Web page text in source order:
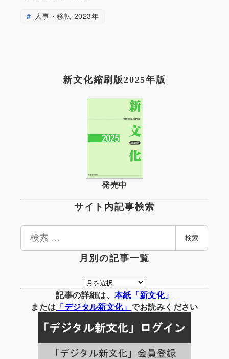
人事・移転-2023年
新文化縮刷版2025年版
発売中
サイト内記事検索
検
検索
月別の記事一覧
月
別
の
事
一
覧
記事の詳細は、 本紙「新文化」
または 「デジタル新文化」 でお読みください